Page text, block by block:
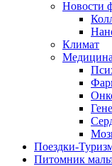
Новости
Климат
Медицина
Поездки-
Питомник